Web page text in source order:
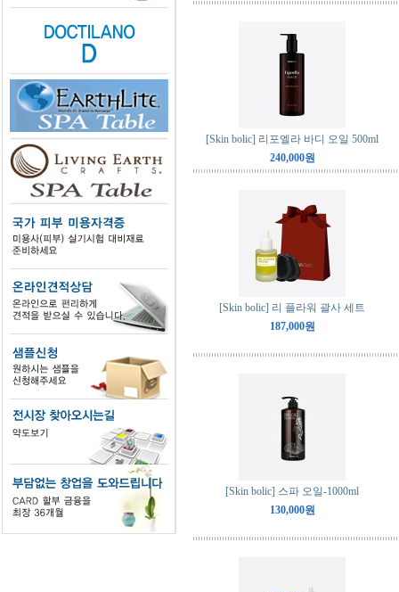
[Skin bolic] 리포엘라 바디 오일 500ml
240,000원
[Skin bolic] 리 플라워 괄사 세트
187,000원
[Skin bolic] 스파 오일-1000ml
130,000원